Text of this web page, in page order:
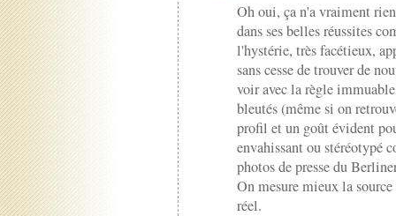
Oh oui, ça n'a vraiment
dans ses belles réussites
l'hystérie, très facétieux,
sans cesse de trouver de
voir avec la règle
bleutés (même si on
profil et un goût évident
envahissant ou stéréotypé
photos de presse du
On mesure mieux la
réel.